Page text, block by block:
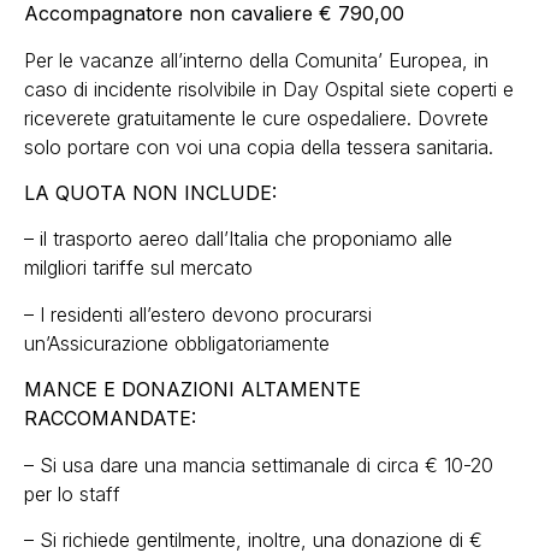
Accompagnatore non cavaliere € 790,00
Per le vacanze all’interno della Comunita’ Europea, in
caso di incidente risolvibile in Day Ospital siete coperti e
riceverete gratuitamente le cure ospedaliere. Dovrete
solo portare con voi una copia della tessera sanitaria.
LA QUOTA NON INCLUDE:
– il trasporto aereo dall’Italia che proponiamo alle
milgliori tariffe sul mercato
– I residenti all’estero devono procurarsi
un’Assicurazione obbligatoriamente
MANCE E DONAZIONI ALTAMENTE
RACCOMANDATE:
– Si usa dare una mancia settimanale di circa € 10-20
per lo staff
– Si richiede gentilmente, inoltre, una donazione di €